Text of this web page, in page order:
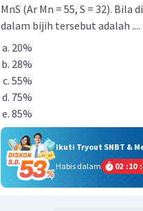
MnS (Ar Mn = 55, S = 32). Bila
dalam bijih tersebut adalah ....
20%
28%
55%
75%
85%
Ikuti Tryout SNBT &
Habis dalam
02 :10 :